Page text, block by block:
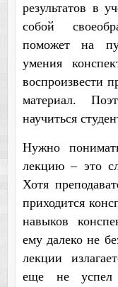
результатов в
собой
поможет на
умения
воспроизвести
материал.
научиться
Нужно
лекцию – это
Хотя
приходится
навыков
ему далеко не
лекции
еще не